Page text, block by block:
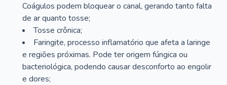
Coágulos podem bloquear o canal, gerando tanto falta
de ar quanto tosse;
Tosse crônica;
Faringite, processo inflamatório que afeta a laringe
e regiões próximas. Pode ter origem fúngica ou
bacteriológica, podendo causar desconforto ao engolir
e dores;